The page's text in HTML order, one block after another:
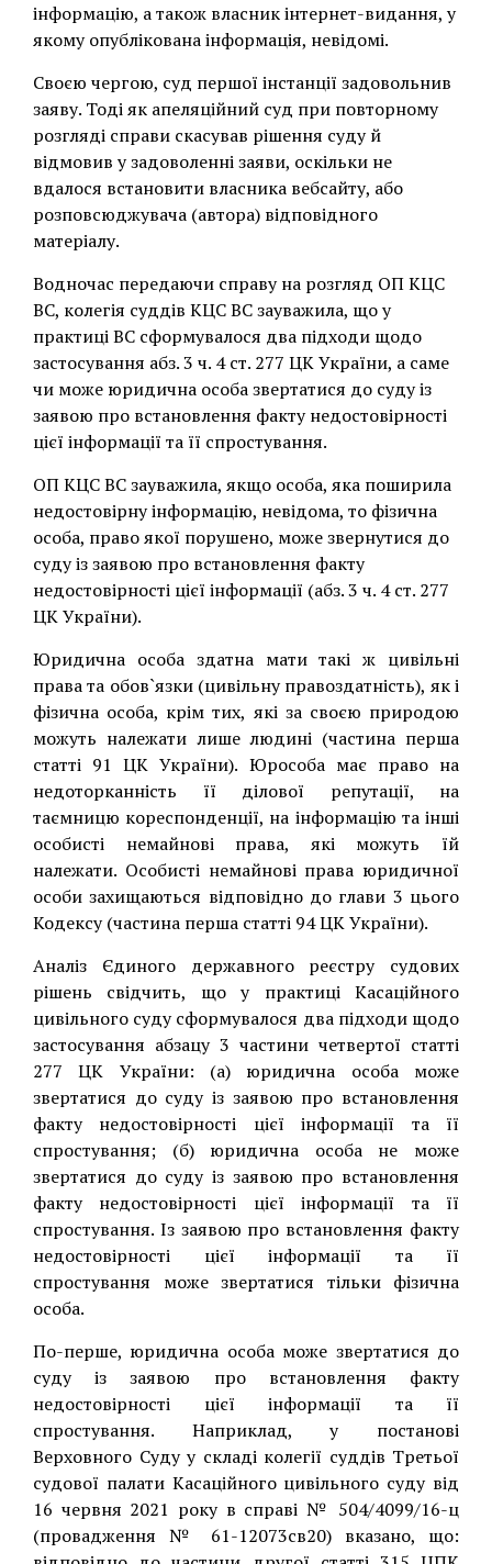
інформацію, а також власник інтернет-видання, у
якому опублікована інформація, невідомі.
Своєю чергою, суд першої інстанції задовольнив
заяву. Тоді як апеляційний суд при повторному
розгляді справи скасував рішення суду й
відмовив у задоволенні заяви, оскільки не
вдалося встановити власника вебсайту, або
розповсюджувача (автора) відповідного
матеріалу.
Водночас передаючи справу на розгляд ОП КЦС
ВС, колегія суддів КЦС ВС зауважила, що у
практиці ВС сформувалося два підходи щодо
застосування абз. 3 ч. 4 ст. 277 ЦК України, а саме
чи може юридична особа звертатися до суду із
заявою про встановлення факту недостовірності
цієї інформації та її спростування.
ОП КЦС ВС зауважила, якщо особа, яка поширила
недостовірну інформацію, невідома, то фізична
особа, право якої порушено, може звернутися до
суду із заявою про встановлення факту
недостовірності цієї інформації (абз. 3 ч. 4 ст. 277
ЦК України).
Юридична особа здатна мати такі ж цивільні
права та обов`язки (цивільну правоздатність), як і
фізична особа, крім тих, які за своєю природою
можуть належати лише людині (частина перша
статті 91 ЦК України). Юрособа має право на
недоторканність її ділової репутації, на
таємницю кореспонденції, на інформацію та інші
особисті немайнові права, які можуть їй
належати. Особисті немайнові права юридичної
особи захищаються відповідно до глави 3 цього
Кодексу (частина перша статті 94 ЦК України).
Аналіз Єдиного державного реєстру судових
рішень свідчить, що у практиці Касаційного
цивільного суду сформувалося два підходи щодо
застосування абзацу 3 частини четвертої статті
277 ЦК України: (а) юридична особа може
звертатися до суду із заявою про встановлення
факту недостовірності цієї інформації та її
спростування; (б) юридична особа не може
звертатися до суду із заявою про встановлення
факту недостовірності цієї інформації та її
спростування. Із заявою про встановлення факту
недостовірності цієї інформації та її
спростування може звертатися тільки фізична
особа.
По-перше, юридична особа може звертатися до
суду із заявою про встановлення факту
недостовірності цієї інформації та її
спростування. Наприклад, у постанові
Верховного Суду у складі колегії суддів Третьої
судової палати Касаційного цивільного суду від
16 червня 2021 року в справі № 504/4099/16-ц
(провадження № 61-12073св20) вказано, що: